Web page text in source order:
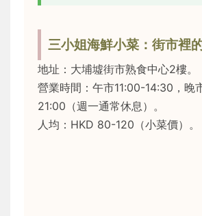
三小姐海鮮小菜：街市裡
地址：大埔墟街市熟食中心2樓。
營業時間：午市11:00-14:30，晚
21:00（週一通常休息）。
人均：HKD 80-120（小菜價）。